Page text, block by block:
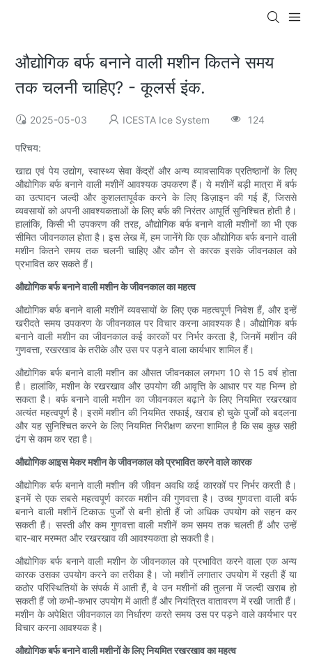
औद्योगिक बर्फ बनाने वाली मशीन कितने समय
तक चलनी चाहिए? - कूलर्स इंक.
2025-05-03 ICESTA Ice System 124
परिचय:
खाद्य एवं पेय उद्योग, स्वास्थ्य सेवा केंद्रों और अन्य व्यावसायिक प्रतिष्ठानों के लिए
औद्योगिक बर्फ बनाने वाली मशीनें आवश्यक उपकरण हैं। ये मशीनें बड़ी मात्रा में बर्फ
का उत्पादन जल्दी और कुशलतापूर्वक करने के लिए डिज़ाइन की गई हैं, जिससे
व्यवसायों को अपनी आवश्यकताओं के लिए बर्फ की निरंतर आपूर्ति सुनिश्चित होती है।
हालांकि, किसी भी उपकरण की तरह, औद्योगिक बर्फ बनाने वाली मशीनों का भी एक
सीमित जीवनकाल होता है। इस लेख में, हम जानेंगे कि एक औद्योगिक बर्फ बनाने वाली
मशीन कितने समय तक चलनी चाहिए और कौन से कारक इसके जीवनकाल को
प्रभावित कर सकते हैं।
औद्योगिक बर्फ बनाने वाली मशीन के जीवनकाल का महत्व
औद्योगिक बर्फ बनाने वाली मशीनें व्यवसायों के लिए एक महत्वपूर्ण निवेश हैं, और इन्हें
खरीदते समय उपकरण के जीवनकाल पर विचार करना आवश्यक है। औद्योगिक बर्फ
बनाने वाली मशीन का जीवनकाल कई कारकों पर निर्भर करता है, जिनमें मशीन की
गुणवत्ता, रखरखाव के तरीके और उस पर पड़ने वाला कार्यभार शामिल हैं।
औद्योगिक बर्फ बनाने वाली मशीन का औसत जीवनकाल लगभग 10 से 15 वर्ष होता
है। हालांकि, मशीन के रखरखाव और उपयोग की आवृत्ति के आधार पर यह भिन्न हो
सकता है। बर्फ बनाने वाली मशीन का जीवनकाल बढ़ाने के लिए नियमित रखरखाव
अत्यंत महत्वपूर्ण है। इसमें मशीन की नियमित सफाई, खराब हो चुके पुर्जों को बदलना
और यह सुनिश्चित करने के लिए नियमित निरीक्षण करना शामिल है कि सब कुछ सही
ढंग से काम कर रहा है।
औद्योगिक आइस मेकर मशीन के जीवनकाल को प्रभावित करने वाले कारक
औद्योगिक बर्फ बनाने वाली मशीन की जीवन अवधि कई कारकों पर निर्भर करती है।
इनमें से एक सबसे महत्वपूर्ण कारक मशीन की गुणवत्ता है। उच्च गुणवत्ता वाली बर्फ
बनाने वाली मशीनें टिकाऊ पुर्जों से बनी होती हैं जो अधिक उपयोग को सहन कर
सकती हैं। सस्ती और कम गुणवत्ता वाली मशीनें कम समय तक चलती हैं और उन्हें
बार-बार मरम्मत और रखरखाव की आवश्यकता हो सकती है।
औद्योगिक बर्फ बनाने वाली मशीन के जीवनकाल को प्रभावित करने वाला एक अन्य
कारक उसका उपयोग करने का तरीका है। जो मशीनें लगातार उपयोग में रहती हैं या
कठोर परिस्थितियों के संपर्क में आती हैं, वे उन मशीनों की तुलना में जल्दी खराब हो
सकती हैं जो कभी-कभार उपयोग में आती हैं और नियंत्रित वातावरण में रखी जाती हैं।
मशीन के अपेक्षित जीवनकाल का निर्धारण करते समय उस पर पड़ने वाले कार्यभार पर
विचार करना आवश्यक है।
औद्योगिक बर्फ बनाने वाली मशीनों के लिए नियमित रखरखाव का महत्व